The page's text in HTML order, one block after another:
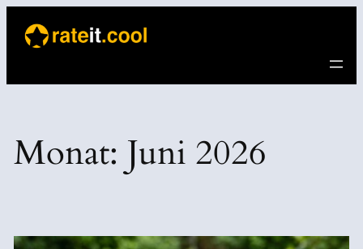
zum
Monat: Juni 2026